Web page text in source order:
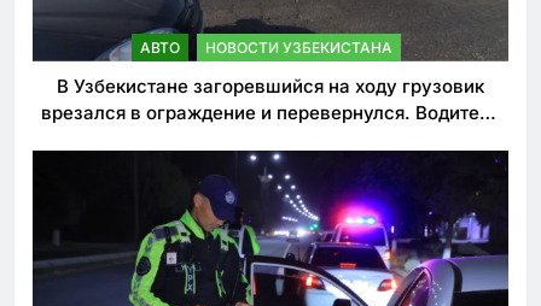
АВТО НОВОСТИ УЗБЕКИСТАНА
В Узбекистане загоревшийся на ходу грузовик
врезался в ограждение и перевернулся. Водитель